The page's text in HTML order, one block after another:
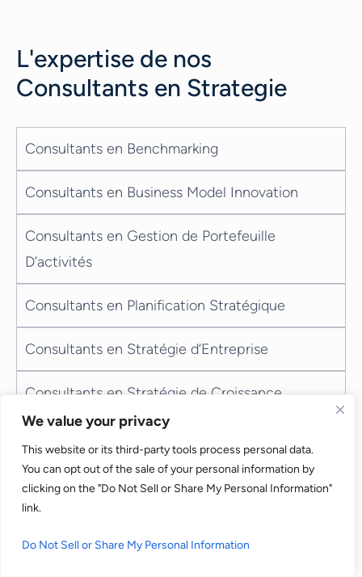
We value your privacy
This website or its third-party tools process personal data.
You can opt out of the sale of your personal information by
clicking on the "Do Not Sell or Share My Personal Information"
link.
Do Not Sell or Share My Personal Information
L'expertise de nos
Consultants en Strategie
Consultants en Benchmarking
Consultants en Business Model Innovation
Consultants en Gestion de Portefeuille
D’activités
Consultants en Planification Stratégique
Consultants en Stratégie d’Entreprise
Consultants en Stratégie de Croissance
Consultants en Stratégie par Business Unit